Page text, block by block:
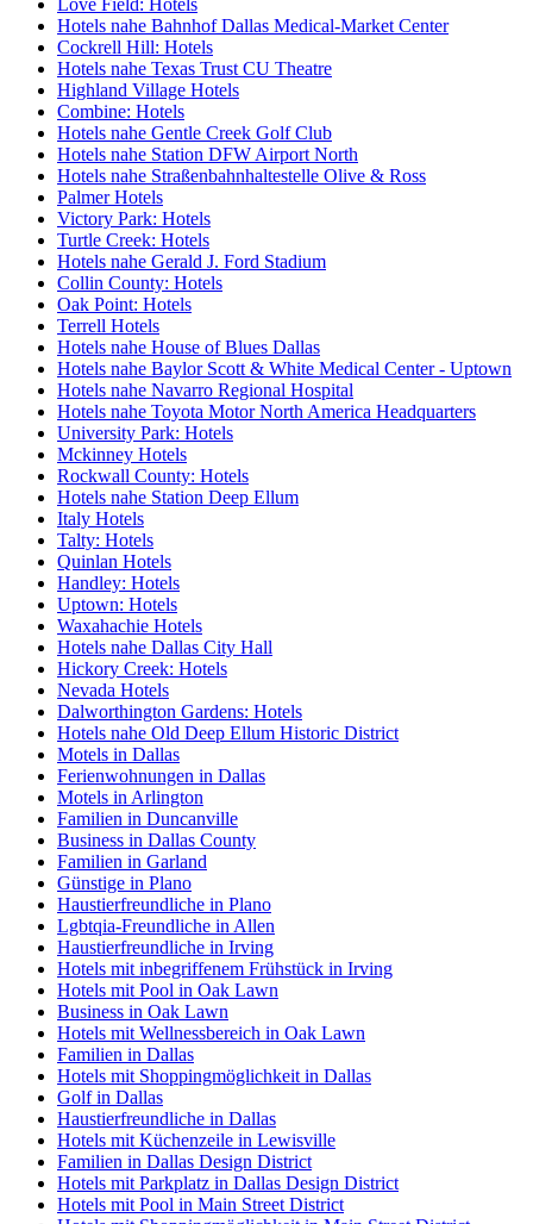
Love Field: Hotels
Hotels nahe Bahnhof Dallas Medical-Market Center
Cockrell Hill: Hotels
Hotels nahe Texas Trust CU Theatre
Highland Village Hotels
Combine: Hotels
Hotels nahe Gentle Creek Golf Club
Hotels nahe Station DFW Airport North
Hotels nahe Straßenbahnhaltestelle Olive & Ross
Palmer Hotels
Victory Park: Hotels
Turtle Creek: Hotels
Hotels nahe Gerald J. Ford Stadium
Collin County: Hotels
Oak Point: Hotels
Terrell Hotels
Hotels nahe House of Blues Dallas
Hotels nahe Baylor Scott & White Medical Center - Uptown
Hotels nahe Navarro Regional Hospital
Hotels nahe Toyota Motor North America Headquarters
University Park: Hotels
Mckinney Hotels
Rockwall County: Hotels
Hotels nahe Station Deep Ellum
Italy Hotels
Talty: Hotels
Quinlan Hotels
Handley: Hotels
Uptown: Hotels
Waxahachie Hotels
Hotels nahe Dallas City Hall
Hickory Creek: Hotels
Nevada Hotels
Dalworthington Gardens: Hotels
Hotels nahe Old Deep Ellum Historic District
Motels in Dallas
Ferienwohnungen in Dallas
Motels in Arlington
Familien in Duncanville
Business in Dallas County
Familien in Garland
Günstige in Plano
Haustierfreundliche in Plano
Lgbtqia-Freundliche in Allen
Haustierfreundliche in Irving
Hotels mit inbegriffenem Frühstück in Irving
Hotels mit Pool in Oak Lawn
Business in Oak Lawn
Hotels mit Wellnessbereich in Oak Lawn
Familien in Dallas
Hotels mit Shoppingmöglichkeit in Dallas
Golf in Dallas
Haustierfreundliche in Dallas
Hotels mit Küchenzeile in Lewisville
Familien in Dallas Design District
Hotels mit Parkplatz in Dallas Design District
Hotels mit Pool in Main Street District